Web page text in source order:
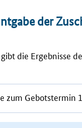
der
die Ergebnisse
zum Gebotstermin